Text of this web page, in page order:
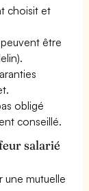
choisit et
être
obligé
conseillé.
salarié
une mutuelle